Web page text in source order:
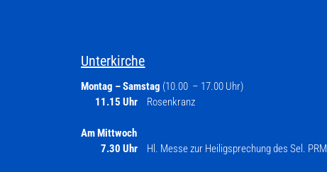
Unterkirche
Montag – Samstag (10.00 – 17.00 Uhr)
11.15 Uhr
Rosenkranz
Am Mittwoch
7.30 Uhr
Hl. Messe zur Heiligsprechung des Sel. PRM